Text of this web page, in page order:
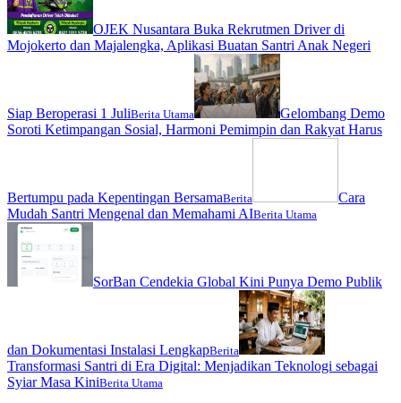
OJEK Nusantara Buka Rekrutmen Driver di
Mojokerto dan Majalengka, Aplikasi Buatan Santri Anak Negeri
Siap Beroperasi 1 JuliBerita Utama
Gelombang Demo
Soroti Ketimpangan Sosial, Harmoni Pemimpin dan Rakyat Harus
Bertumpu pada Kepentingan BersamaBerita
Cara
Mudah Santri Mengenal dan Memahami AIBerita Utama
SorBan Cendekia Global Kini Punya Demo Publik
dan Dokumentasi Instalasi LengkapBerita
Transformasi Santri di Era Digital: Menjadikan Teknologi sebagai
Syiar Masa KiniBerita Utama